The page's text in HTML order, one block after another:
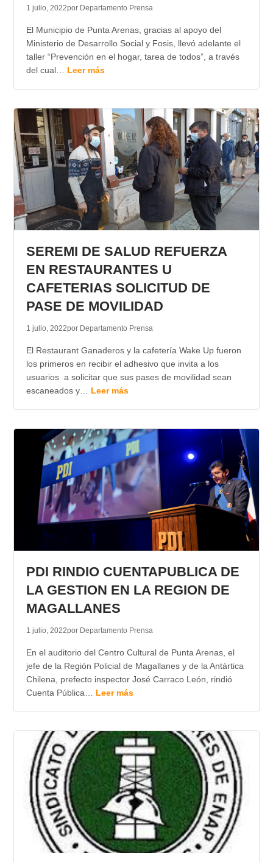
1 julio, 2022por Departamento Prensa
El Municipio de Punta Arenas, gracias al apoyo del
Ministerio de Desarrollo Social y Fosis, llevó adelante el
taller “Prevención en el hogar, tarea de todos”, a través
del cual… Leer más
SEREMI DE SALUD REFUERZA
EN RESTAURANTES U
CAFETERIAS SOLICITUD DE
PASE DE MOVILIDAD
1 julio, 2022por Departamento Prensa
El Restaurant Ganaderos y la cafetería Wake Up fueron
los primeros en recibir el adhesivo que invita a los
usuarios a solicitar que sus pases de movilidad sean
escaneados y… Leer más
PDI RINDIO CUENTAPUBLICA DE
LA GESTION EN LA REGION DE
MAGALLANES
1 julio, 2022por Departamento Prensa
En el auditorio del Centro Cultural de Punta Arenas, el
jefe de la Región Policial de Magallanes y de la Antártica
Chilena, prefecto inspector José Carraco León, rindió
Cuenta Pública… Leer más